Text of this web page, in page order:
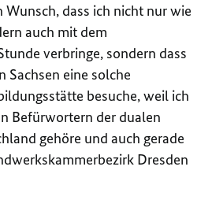
Wunsch, dass ich nicht nur wie
auch mit dem
verbringe, sondern dass
Sachsen eine solche
besuche, weil ich
Befürwortern der dualen
gehöre und auch gerade
Dresden